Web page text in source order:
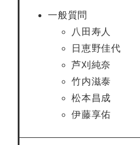
一般質問
八田寿人
日恵野佳代
芦刈純奈
竹内滋泰
松本昌成
伊藤享佑